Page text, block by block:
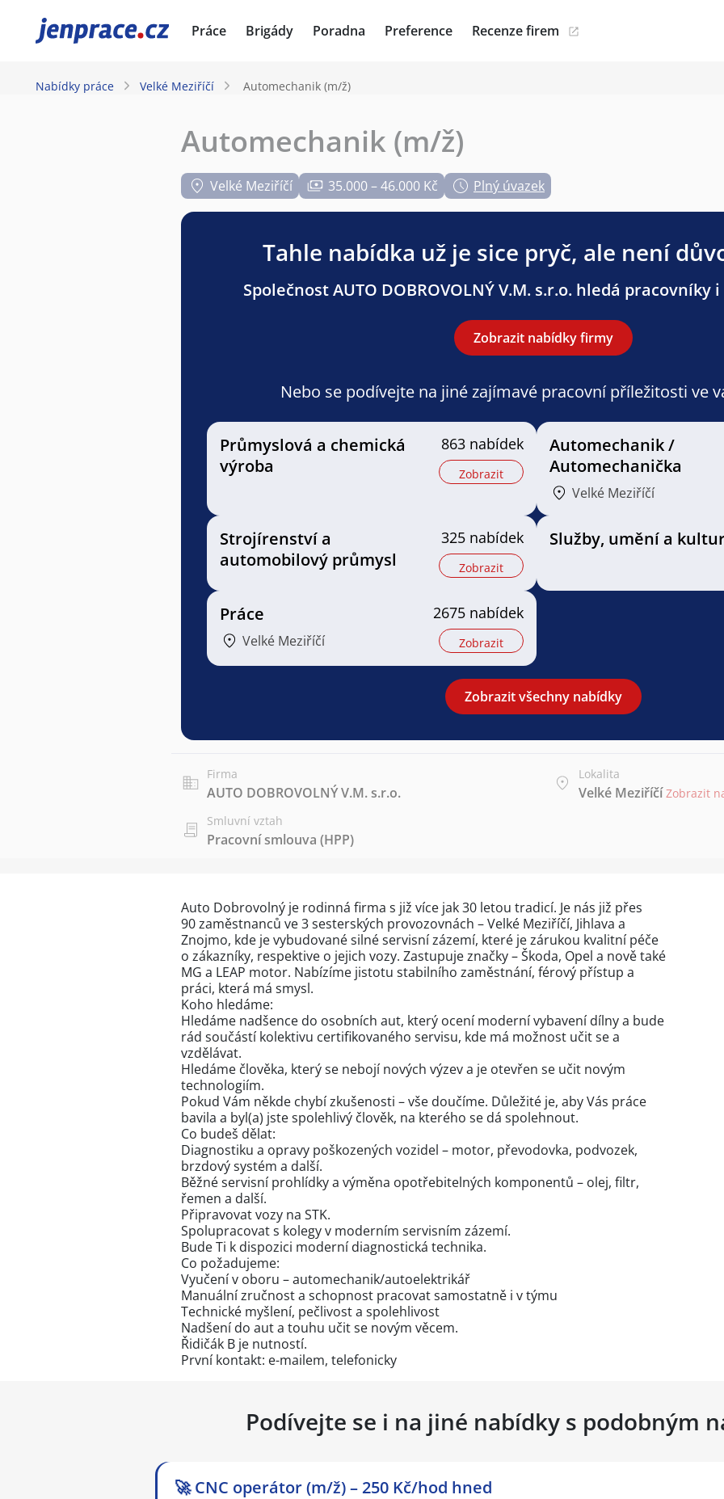
JenPráce.cz Práce Brigády Poradna Preference Recenze firem
Nabídky práce Velké Meziříčí Automechanik (m/ž)
Automechanik (m/ž)
Velké Meziříčí 35.000 – 46.000 Kč Plný úvazek
Tahle nabídka už je sice pryč, ale není
Společnost AUTO DOBROVOLNÝ V.M. s.r.o. hledá pracovníky
Zobrazit nabídky firmy
Nebo se podívejte na jiné zajímavé pracovní příležitosti ve
Průmyslová a chemická
výroba
863 nabídek
Zobrazit
Automechanik /
Automechanička
Velké Meziříčí
Strojírenství a
automobilový průmysl
325 nabídek
Zobrazit
Služby, umění a
Práce
Velké Meziříčí
2675 nabídek
Zobrazit
Zobrazit všechny nabídky
Firma
AUTO DOBROVOLNÝ V.M. s.r.o.
Lokalita
Velké Meziříčí Zobrazit
Smluvní vztah
Pracovní smlouva (HPP)
Auto Dobrovolný je rodinná firma s již více jak 30 letou tradicí. Je nás již přes
90 zaměstnanců ve 3 sesterských provozovnách – Velké Meziříčí, Jihlava a
Znojmo, kde je vybudované silné servisní zázemí, které je zárukou kvalitní péče
o zákazníky, respektive o jejich vozy. Zastupuje značky – Škoda, Opel a nově také
MG a LEAP motor. Nabízíme jistotu stabilního zaměstnání, férový přístup a
práci, která má smysl.
Koho hledáme:
Hledáme nadšence do osobních aut, který ocení moderní vybavení dílny a bude
rád součástí kolektivu certifikovaného servisu, kde má možnost učit se a
vzdělávat.
Hledáme člověka, který se nebojí nových výzev a je otevřen se učit novým
technologiím.
Pokud Vám někde chybí zkušenosti – vše doučíme. Důležité je, aby Vás práce
bavila a byl(a) jste spolehlivý člověk, na kterého se dá spolehnout.
Co budeš dělat:
Diagnostiku a opravy poškozených vozidel – motor, převodovka, podvozek,
brzdový systém a další.
Běžné servisní prohlídky a výměna opotřebitelných komponentů – olej, filtr,
řemen a další.
Připravovat vozy na STK.
Spolupracovat s kolegy v moderním servisním zázemí.
Bude Ti k dispozici moderní diagnostická technika.
Co požadujeme:
Vyučení v oboru – automechanik/autoelektrikář
Manuální zručnost a schopnost pracovat samostatně i v týmu
Technické myšlení, pečlivost a spolehlivost
Nadšení do aut a touhu učit se novým věcem.
Řidičák B je nutností.
První kontakt: e-mailem, telefonicky
Podívejte se i na jiné nabídky s podobným
🚀 CNC operátor (m/ž) – 250 Kč/hod hned